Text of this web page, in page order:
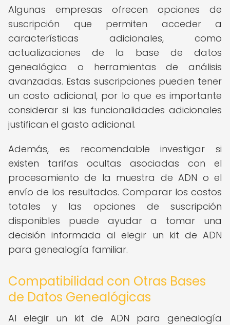
Algunas empresas ofrecen opciones de
suscripción que permiten acceder a
características adicionales, como
actualizaciones de la base de datos
genealógica o herramientas de análisis
avanzadas. Estas suscripciones pueden tener
un costo adicional, por lo que es importante
considerar si las funcionalidades adicionales
justifican el gasto adicional.
Además, es recomendable investigar si
existen tarifas ocultas asociadas con el
procesamiento de la muestra de ADN o el
envío de los resultados. Comparar los costos
totales y las opciones de suscripción
disponibles puede ayudar a tomar una
decisión informada al elegir un kit de ADN
para genealogía familiar.
Compatibilidad con Otras Bases
de Datos Genealógicas
Al elegir un kit de ADN para genealogía